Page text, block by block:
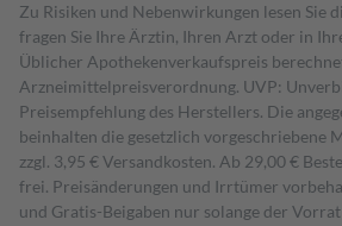
Zu Risiken und Nebenwirkungen lesen Sie
fragen Sie Ihre Ärztin, Ihren Arzt oder in
Üblicher Apothekenverkaufspreis
Arzneimittelpreisverordnung. UVP:
Preisempfehlung des Herstellers. Die
beinhalten die gesetzlich vorgeschriebene
zzgl. 3,95 € Versandkosten. Ab 29,00 €
frei. Preisänderungen und Irrtümer
und Gratis-Beigaben nur solange der